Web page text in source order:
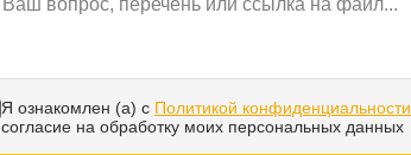
Я ознакомлен (а) с Политикой конфиденциальности
согласие на обработку моих персональных данных